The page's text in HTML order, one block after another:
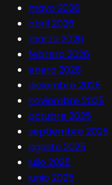
mayo 2026
abril 2026
marzo 2026
febrero 2026
enero 2026
diciembre 2025
noviembre 2025
octubre 2025
septiembre 2025
agosto 2025
julio 2025
junio 2025